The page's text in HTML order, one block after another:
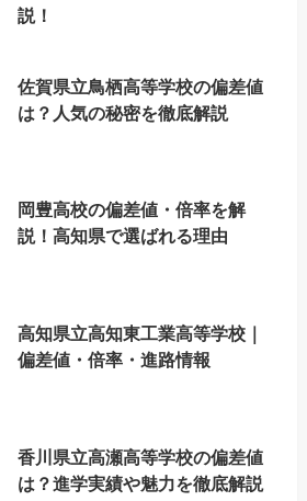
説！
佐賀県立鳥栖高等学校の偏差値
は？人気の秘密を徹底解説
岡豊高校の偏差値・倍率を解
説！高知県で選ばれる理由
高知県立高知東工業高等学校｜
偏差値・倍率・進路情報
香川県立高瀬高等学校の偏差値
は？進学実績や魅力を徹底解説